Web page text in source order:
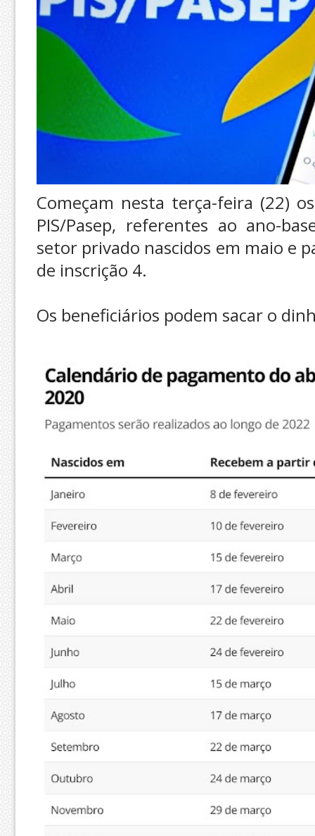
Começam nesta terça-feira (22)
PIS/Pasep, referentes ao ano-
setor privado nascidos em maio e
de inscrição 4.
Os beneficiários podem sacar o